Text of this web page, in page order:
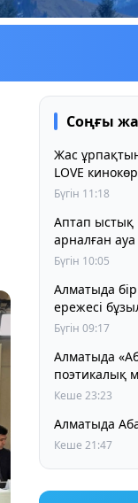
Соңғы
Жас
LOVE
біріктірді
Бүгін 11:18
Аптап ыстық
арналған
Бүгін 10:05
Алматыда бір тәулікте 2 240 рет жол
ережесі
Бүгін 09:17
Алматыда
поэтикалық
Кеше 23:23
Алматыда
Кеше 21:47